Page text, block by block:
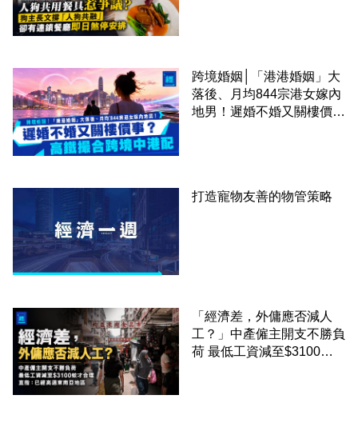
跨境婚姻│「港港婚姻」大
落後、月均844宗港女嫁內
地男！遲婚不婚又關樓價
打造寵物友善的物管策略
「經濟差，外傭應否減人
工？」中產僱主開支不勝負
荷 最低工資減至$3100蚊